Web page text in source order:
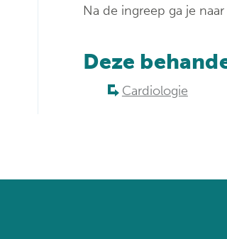
Na de ingreep ga je
Deze
Cardiologie